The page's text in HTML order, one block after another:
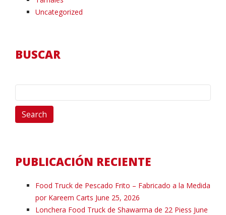
Uncategorized
BUSCAR
Search
for:
PUBLICACIÓN RECIENTE
Food Truck de Pescado Frito – Fabricado a la Medida
por Kareem Carts June 25, 2026
Lonchera Food Truck de Shawarma de 22 Piess June